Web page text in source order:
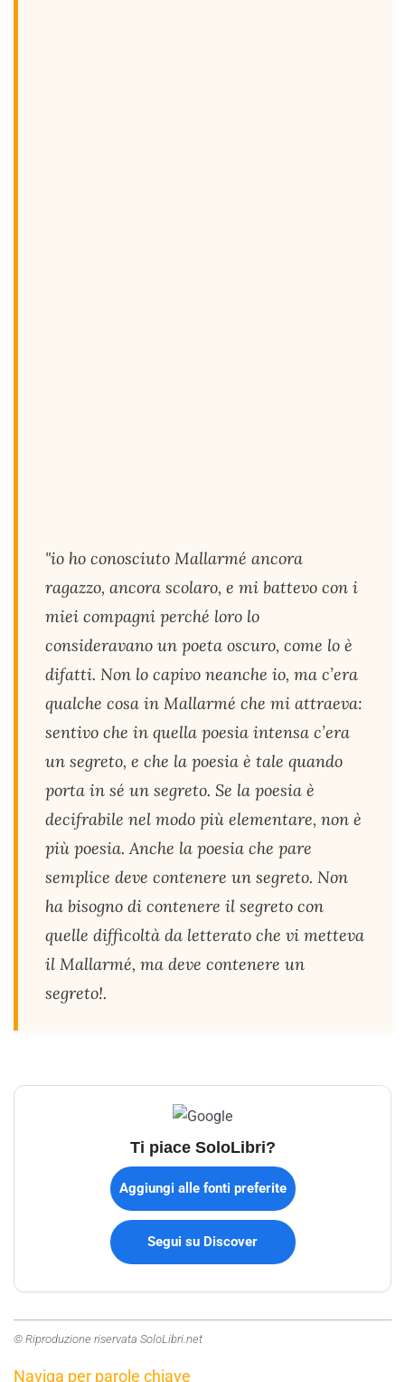
"io ho conosciuto Mallarmé ancora
ragazzo, ancora scolaro, e mi battevo con i
miei compagni perché loro lo
consideravano un poeta oscuro, come lo è
difatti. Non lo capivo neanche io, ma c’era
qualche cosa in Mallarmé che mi attraeva:
sentivo che in quella poesia intensa c’era
un segreto, e che la poesia è tale quando
porta in sé un segreto. Se la poesia è
decifrabile nel modo più elementare, non è
più poesia. Anche la poesia che pare
semplice deve contenere un segreto. Non
ha bisogno di contenere il segreto con
quelle difficoltà da letterato che vi metteva
il Mallarmé, ma deve contenere un
segreto!.
Ti piace SoloLibri?
Aggiungi alle fonti preferite
Segui su Discover
© Riproduzione riservata SoloLibri.net
Naviga per parole chiave